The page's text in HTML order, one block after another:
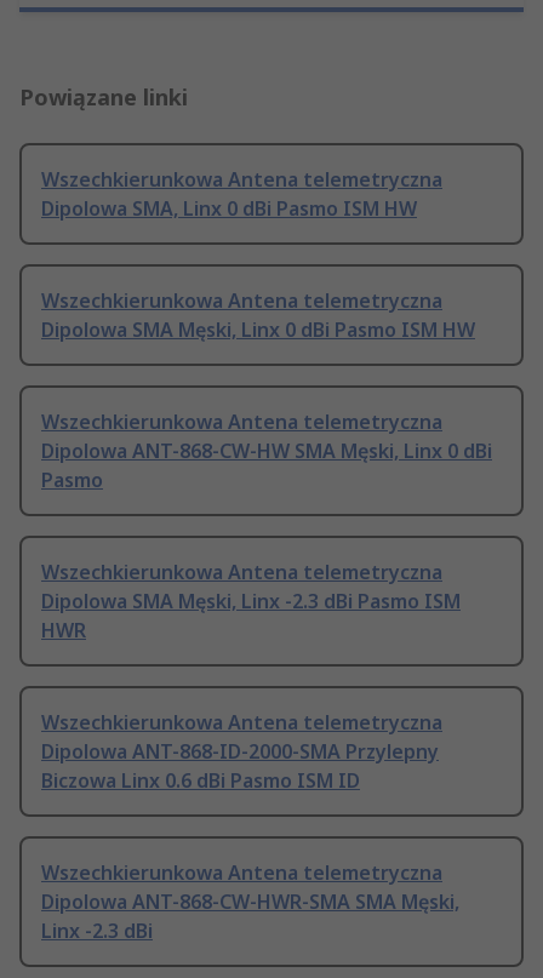
Powiązane linki
Wszechkierunkowa Antena telemetryczna
Dipolowa SMA, Linx 0 dBi Pasmo ISM HW
Wszechkierunkowa Antena telemetryczna
Dipolowa SMA Męski, Linx 0 dBi Pasmo ISM HW
Wszechkierunkowa Antena telemetryczna
Dipolowa ANT-868-CW-HW SMA Męski, Linx 0 dBi
Pasmo
Wszechkierunkowa Antena telemetryczna
Dipolowa SMA Męski, Linx -2.3 dBi Pasmo ISM
HWR
Wszechkierunkowa Antena telemetryczna
Dipolowa ANT-868-ID-2000-SMA Przylepny
Biczowa Linx 0.6 dBi Pasmo ISM ID
Wszechkierunkowa Antena telemetryczna
Dipolowa ANT-868-CW-HWR-SMA SMA Męski,
Linx -2.3 dBi